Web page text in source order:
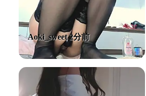
Aoki_sweet 2分前